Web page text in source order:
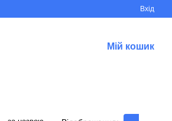
Вхід
Мій кошик